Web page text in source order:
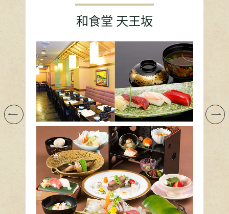
餐廳 femmenette
和食堂 天王坂
味之小路 居酒屋庄助
頂樓沙發酒吧 ANGEL NEST